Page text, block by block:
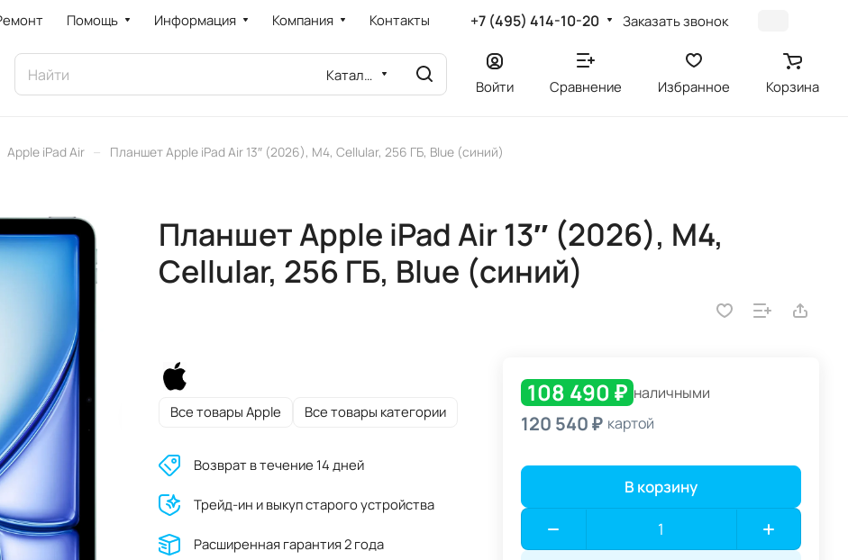
Помощь Информация Компания Контакты +7 (495) 414-10-20 Заказать звонок
Каталог
Войти Сравнение Избранное Корзина
Apple iPad Air – Планшет Apple iPad Air 13″ (2026), M4, Cellular, 256 ГБ, Blue (синий)
Планшет Apple iPad Air 13″ (2026), M4,
Cellular, 256 ГБ, Blue (синий)
Все товары Apple Все товары категории
Возврат в течение 14 дней
Трейд-ин и выкуп старого устройства
Расширенная гарантия 2 года
108 490 ₽ наличными
120 540 ₽ картой
В корзину